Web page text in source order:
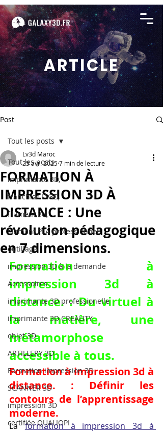
ARTICLE
Post
Tout les posts
imprimante 3D,
franchise LV3D,
filament 3d,
filament PLA professionnel
outillage
impression 3D à la demande
Accessoires
imprimante 3D professionelle
imprimante 3D CREALITY
objet 3D
ARTILLERY 3D
Formation impression 3D
SCANNER 3D
impression 3D
certifiée QUALIOPI
Tout les posts
FORMATION À
IMPRESSION 3D À
DISTANCE : Une
révolution pédagogique
en 7 dimensions.
Lv3d Maroc
25 avr. 20257 min de lecture
Formation à
impression 3d à
distance. : Du virtuel à
la matière, une
métamorphose
accessible à tous.
Formation à impression 3d à
distance. : Définir les
contours de l’apprentissage
moderne.
La formation à impression 3d à